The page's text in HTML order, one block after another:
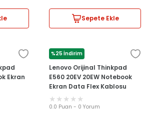
Sepete Ekle
Ekran
%25 İndirim
LENOVO
Lenovo Orijinal Thinkpad
E560 20EV 20EW Notebook
Ekran Data Flex Kablosu
0.0 Puan - 0 Yorum